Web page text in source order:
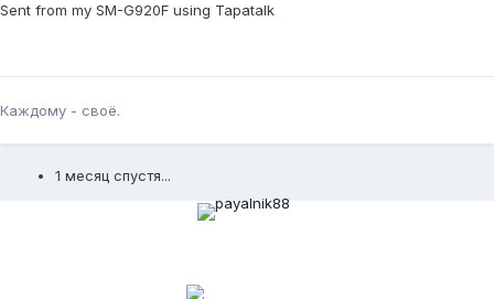
Sent from my SM-G920F using Tapatalk
Каждому - своё.
1 месяц спустя...